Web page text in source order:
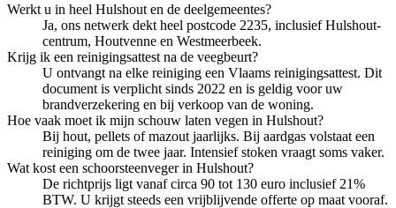
Werkt u in heel Hulshout en de deelgemeentes?
Ja, ons netwerk dekt heel postcode 2235, inclusief Hulshout-
centrum, Houtvenne en Westmeerbeek.
Krijg ik een reinigingsattest na de veegbeurt?
U ontvangt na elke reiniging een Vlaams reinigingsattest. Dit
document is verplicht sinds 2022 en is geldig voor uw
brandverzekering en bij verkoop van de woning.
Hoe vaak moet ik mijn schouw laten vegen in Hulshout?
Bij hout, pellets of mazout jaarlijks. Bij aardgas volstaat een
reiniging om de twee jaar. Intensief stoken vraagt soms vaker.
Wat kost een schoorsteenveger in Hulshout?
De richtprijs ligt vanaf circa 90 tot 130 euro inclusief 21%
BTW. U krijgt steeds een vrijblijvende offerte op maat vooraf.